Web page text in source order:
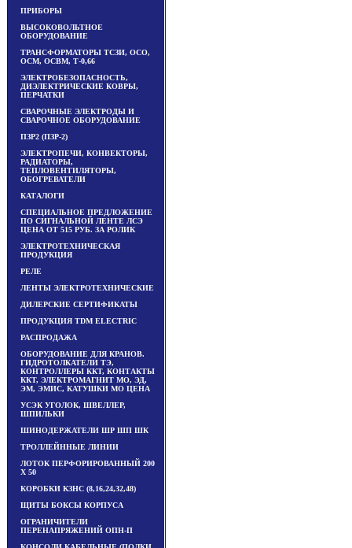
ПРИБОРЫ
ВЫСОКОВОЛЬТНОЕ
ОБОРУДОВАНИЕ
ТРАНСФОРМАТОРЫ ТСЗИ, ОСО,
ОСМ, ОСВМ, Т-0,66
ЭЛЕКТРОБЕЗОПАСНОСТЬ,
ДИЭЛЕКТРИЧЕСКИЕ КОВРЫ,
ПЕРЧАТКИ
СВАРОЧНЫЕ ЭЛЕКТРОДЫ И
СВАРОЧНОЕ ОБОРУДОВАНИЕ
ПЗР2 (ПЗР-2)
ЭЛЕКТРОПЕЧИ, КОНВЕКТОРЫ,
РАДИАТОРЫ,
ТЕПЛОВЕНТИЛЯТОРЫ,
ОБОГРЕВАТЕЛИ
КАТАЛОГИ
СПЕЦИАЛЬНОЕ ПРЕДЛОЖЕНИЕ
ПО СИГНАЛЬНОЙ ЛЕНТЕ ЛСЭ
ЦЕНА ОТ 515 РУБ. ЗА РОЛИК
ЭЛЕКТРОТЕХНИЧЕСКАЯ
ПРОДУКЦИЯ
РЕЛЕ
ЛЕНТЫ ЭЛЕКТРОТЕХНИЧЕСКИЕ
ДИЛЕРСКИЕ СЕРТИФИКАТЫ
ПРОДУКЦИЯ TDM ЕLECTRIC
РАСПРОДАЖА
ОБОРУДОВАНИЕ ДЛЯ КРАНОВ.
ГИДРОТОЛКАТЕЛИ ТЭ,
КОНТРОЛЛЕРЫ ККТ, КОНТАКТЫ
ККТ, ЭЛЕКТРОМАГНИТ МО, ЭД,
ЭМ, ЭМИС, КАТУШКИ МО ЦЕНА
УСЭК УГОЛОК, ШВЕЛЛЕР,
ШПИЛЬКИ
ШИНОДЕРЖАТЕЛИ ШР ШП ШК
ТРОЛЛЕЙННЫЕ ЛИНИИ
ЛОТОК ПЕРФОРИРОВАННЫЙ 200
Х 50
КОРОБКИ КЗНС (8,16,24,32,48)
ЩИТЫ БОКСЫ КОРПУСА
ОГРАНИЧИТЕЛИ
ПЕРЕНАПРЯЖЕНИЙ ОПН-П